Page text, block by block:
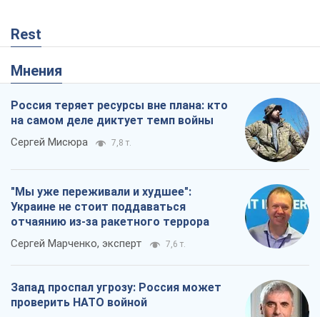
Rest
Мнения
Россия теряет ресурсы вне плана: кто
на самом деле диктует темп войны
Сергей Мисюра 7,8 т.
"Мы уже переживали и худшее":
Украине не стоит поддаваться
отчаянию из-за ракетного террора
Сергей Марченко, эксперт 7,6 т.
Запад проспал угрозу: Россия может
проверить НАТО войной